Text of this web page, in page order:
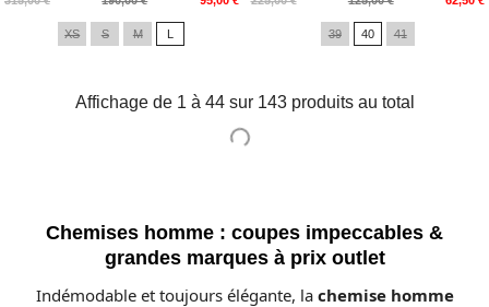
XS S M L 39 40 41
Affichage de 1 à 44 sur 143 produits au total
Chemises homme : coupes impeccables &
grandes marques à prix outlet
Indémodable et toujours élégante, la chemise homme